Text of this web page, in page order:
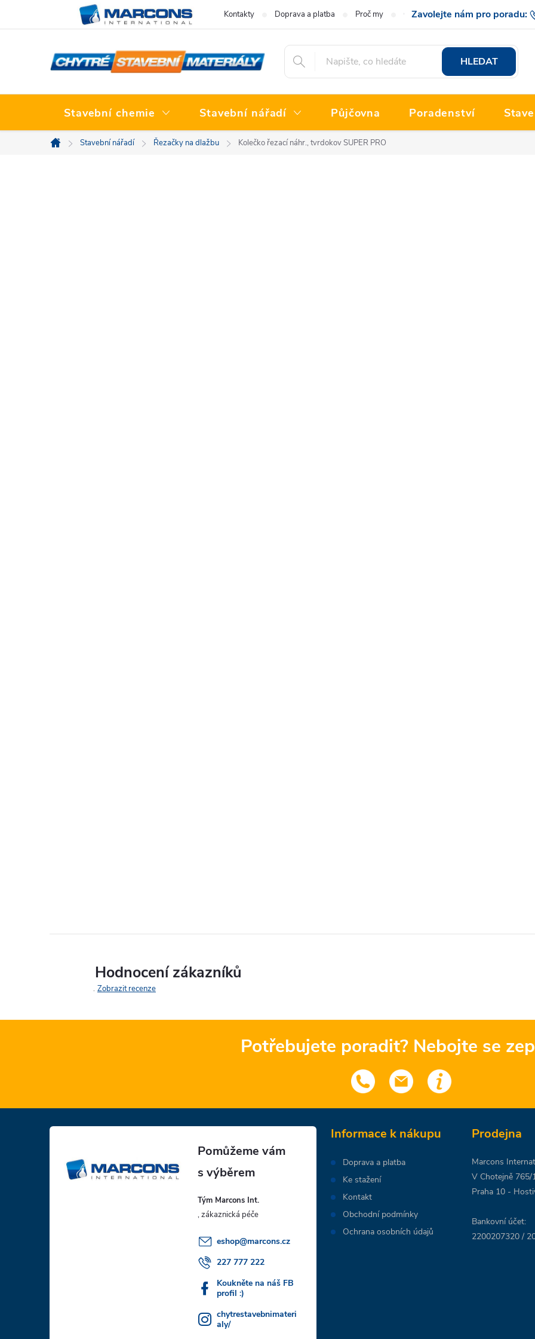
777 222
Kontakty Doprava a platba Proč my O nás Hodnocení obchodu
HLEDAT
Stavební chemie Stavební nářadí Půjčovna Poradenství
Domů
Stavební nářadí Řezačky na dlažbu Kolečko řezací náhr., tvrdokov SUPER PRO
Hodnocení zákazníků
Zobrazit recenze
Potřebujete poradit? Nebojte se
Tým Marcons Int.
eshop@marcons.cz
227 777 222
Koukněte na náš FB
profil :)
chytrestavebnimateri
aly/
Informace k nákupu
Doprava a platba
Ke stažení
Kontakt
Obchodní podmínky
Ochrana osobních údajů
Prodejna
Marcons
V Chotejně 765/
Praha 10 -
Bankovní účet:
2200207320 /